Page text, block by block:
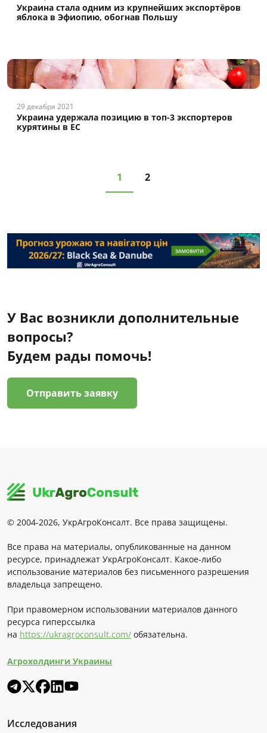
Украина стала одним из крупнейших экспортёров
яблока в Эфиопию, обогнав Польшу
29 декабря 2021
Украина удержала позицию в топ-3 экспортеров
курятины в ЕС
1 2
У Вас возникли дополнительные
вопросы?
Будем рады помочь!
Отправить заявку
© 2004-2026, УкрАгроКонсалт. Все права защищены.
Все права на материалы, опубликованные на данном
ресурсе, принадлежат УкрАгроКонсалт. Какое-либо
использование материалов без письменного разрешения
владельца запрещено.
При правомерном использовании материалов данного
ресурса гиперссылка
на https://ukragroconsult.com/ обязательна.
Агрохолдинги Украины
Исследования